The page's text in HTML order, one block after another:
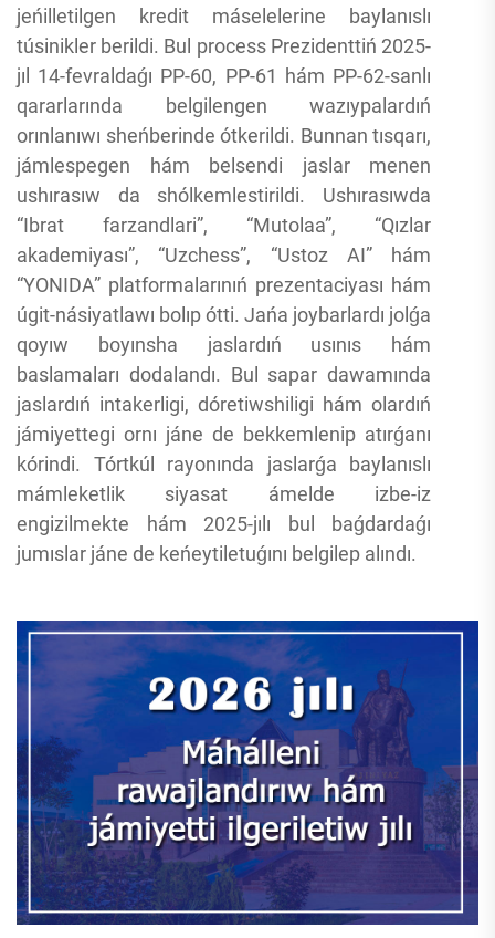
jeńilletilgen kredit máselelerine baylanıslı
túsinikler berildi. Bul process Prezidenttiń 2025-
jıl 14-fevraldaǵı PP-60, PP-61 hám PP-62-sanlı
qararlarında belgilengen wazıypalardıń
orınlanıwı sheńberinde ótkerildi. Bunnan tısqarı,
jámlespegen hám belsendi jaslar menen
ushırasıw da shólkemlestirildi. Ushırasıwda
“Ibrat farzandlari”, “Mutolaa”, “Qızlar
akademiyası”, “Uzchess”, “Ustoz AI” hám
“YONIDA” platformalarınıń prezentaciyası hám
úgit-násiyatlawı bolıp ótti. Jańa joybarlardı jolǵa
qoyıw boyınsha jaslardıń usınıs hám
baslamaları dodalandı. Bul sapar dawamında
jaslardıń intakerligi, dóretiwshiligi hám olardıń
jámiyettegi ornı jáne de bekkemlenip atırǵanı
kórindi. Tórtkúl rayonında jaslarǵa baylanıslı
mámleketlik siyasat ámelde izbe-iz
engizilmekte hám 2025-jılı bul baǵdardaǵı
jumıslar jáne de keńeytiletuǵını belgilep alındı.